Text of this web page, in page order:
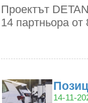
Проектът
14 партньора
14-11-